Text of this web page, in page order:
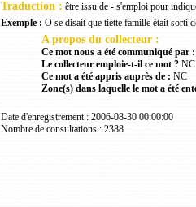
Traduction : être issu de - s'emploi pour
Exemple : O se disait que tiette famille était sorti
A propos du collecteur :
Ce mot nous a été communiqué par :
Le collecteur emploie-t-il ce mot ?NC
Ce mot a été appris auprès de : NC
Zone(s) dans laquelle le mot a été
Date d'enregistrement : 2006-08-30 00:00:00
Nombre de consultations : 2388